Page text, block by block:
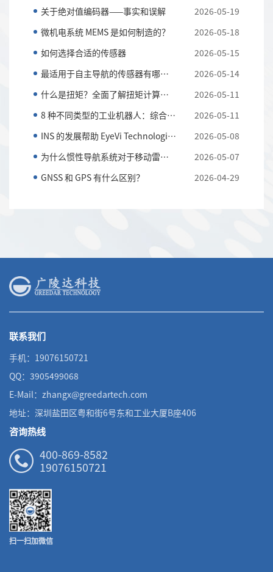
关于绝对值编码器——事实和误解
2026-05-19
微机电系统 MEMS 是如何制造的？
2026-05-18
如何选择合适的传感器
2026-05-15
最适用于自主导航的传感器有哪些？
2026-05-14
什么是扭矩？全面了解扭矩计算和应用知识
2026-05-11
8 种不同类型的工业机器人：综合指南
2026-05-11
INS 的发展帮助 EyeVi Technologies 实现可扩展的道路...
2026-05-08
为什么惯性导航系统对于移动雷达系统至关重要
2026-05-07
GNSS 和 GPS 有什么区别？
2026-04-29
联系我们
手机：19076150721
QQ：3905499068
E-Mail：zhangx@greedartech.com
地址：深圳盐田区粤和街6号东和工业大厦B座406
咨询热线
400-869-8582
19076150721
扫一扫加微信